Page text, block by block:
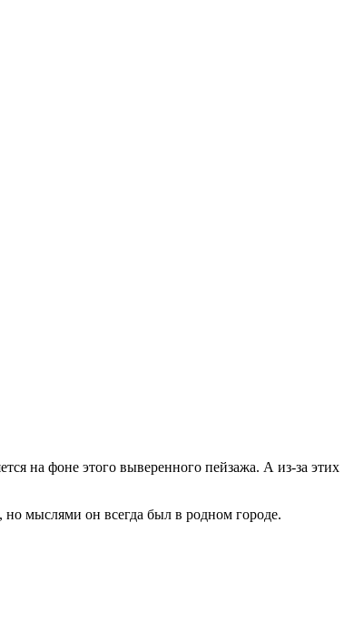
на фоне этого выверенного пейзажа. А из-за этих
но мыслями он всегда был в родном городе.